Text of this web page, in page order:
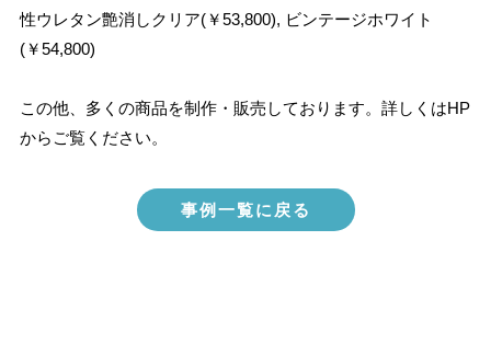
性ウレタン艶消しクリア(￥53,800), ビンテージホワイト
(￥54,800)
この他、多くの商品を制作・販売しております。詳しくはHP
からご覧ください。
事例一覧に戻る